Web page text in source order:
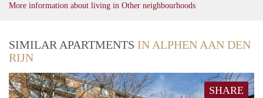
More information about living in Other neighbourhoods
SIMILAR APARTMENTS IN ALPHEN AAN DEN
RIJN
SHARE